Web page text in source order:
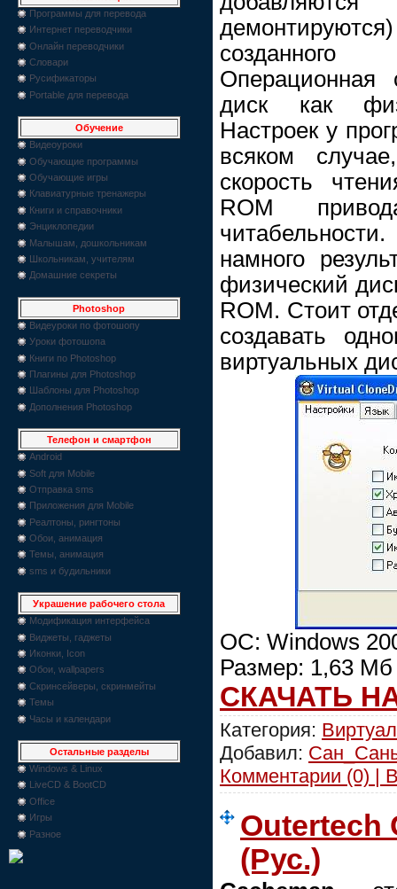
Программы для перевода
Интернет переводчики
Онлайн переводчики
Словари
Русификаторы
Portable для перевода
Обучение
Видеоуроки
Обучающие программы
Обучающие игры
Клавиатурные тренажеры
Книги и справочники
Энциклопедии
Малышам, дошкольникам
Школьникам, учителям
Домашние секреты
Photoshop
Видеуроки по фотошопу
Уроки фотошопа
Книги по Photoshop
Плагины для Photoshop
Шаблоны для Photoshop
Дополнения Photoshop
Телефон и смартфон
Android
Soft для Mobile
Отправка sms
Приложения для Mobile
Реалтоны, рингтоны
Обои, анимация
Темы, анимация
sms и будильники
Украшение рабочего стола
Модификация интерфейса
Виджеты, гаджеты
Иконки, Icon
Обои, wallpapers
Скринсейверы, скринмейты
Темы
Часы и календари
Остальные разделы
Windows & Linux
LiveCD & BootCD
Office
Игры
Разное
созданного
Операционная
диск как
Настроек у
всяком
скорость
ROM
намного
физический
ROM. Стоит
создавать
виртуальных
ОС: Windows
Размер: 1,63 Мб
СКАЧАТЬ
Категория:
Добавил:
Комментарии (0) |
Outertech
(Рус.)